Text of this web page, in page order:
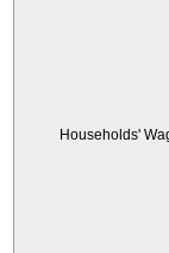
Households'